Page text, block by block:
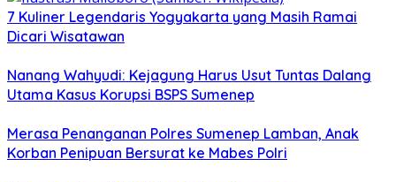
7 Kuliner Legendaris Yogyakarta yang Masih Ramai
Dicari Wisatawan
Nanang Wahyudi: Kejagung Harus Usut Tuntas Dalang
Utama Kasus Korupsi BSPS Sumenep
Merasa Penanganan Polres Sumenep Lamban, Anak
Korban Penipuan Bersurat ke Mabes Polri